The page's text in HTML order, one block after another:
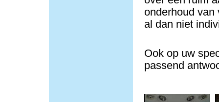
onderhoud van
al dan niet
Ook op uw
passend